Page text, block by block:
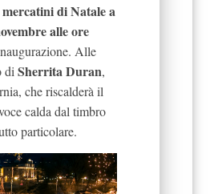
mercatini di Natale a
alle ore
Alle
diSherrita Duran,
che riscalderà il
calda dal timbro
particolare.